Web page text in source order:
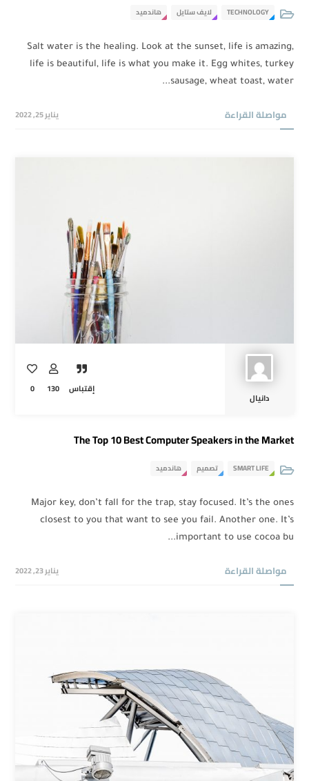
TECHNOLOGY لايف ستايل هاندميد
Salt water is the healing. Look at the sunset, life is amazing,
life is beautiful, life is what you make it. Egg whites, turkey
sausage, wheat toast, water...
مواصلة القراءة يناير 25, 2022
دانيال
إقتباس 130
0
The Top 10 Best Computer Speakers in the Market
SMART LIFE تصميم هاندميد
Major key, don’t fall for the trap, stay focused. It’s the ones
closest to you that want to see you fail. Another one. It’s
important to use cocoa bu...
مواصلة القراءة يناير 23, 2022